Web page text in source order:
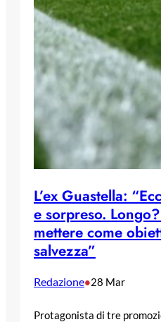
L’ex Guastella:
e sorpreso.
mettere come
salvezza”
Redazione•28 Mar
Protagonista di tre